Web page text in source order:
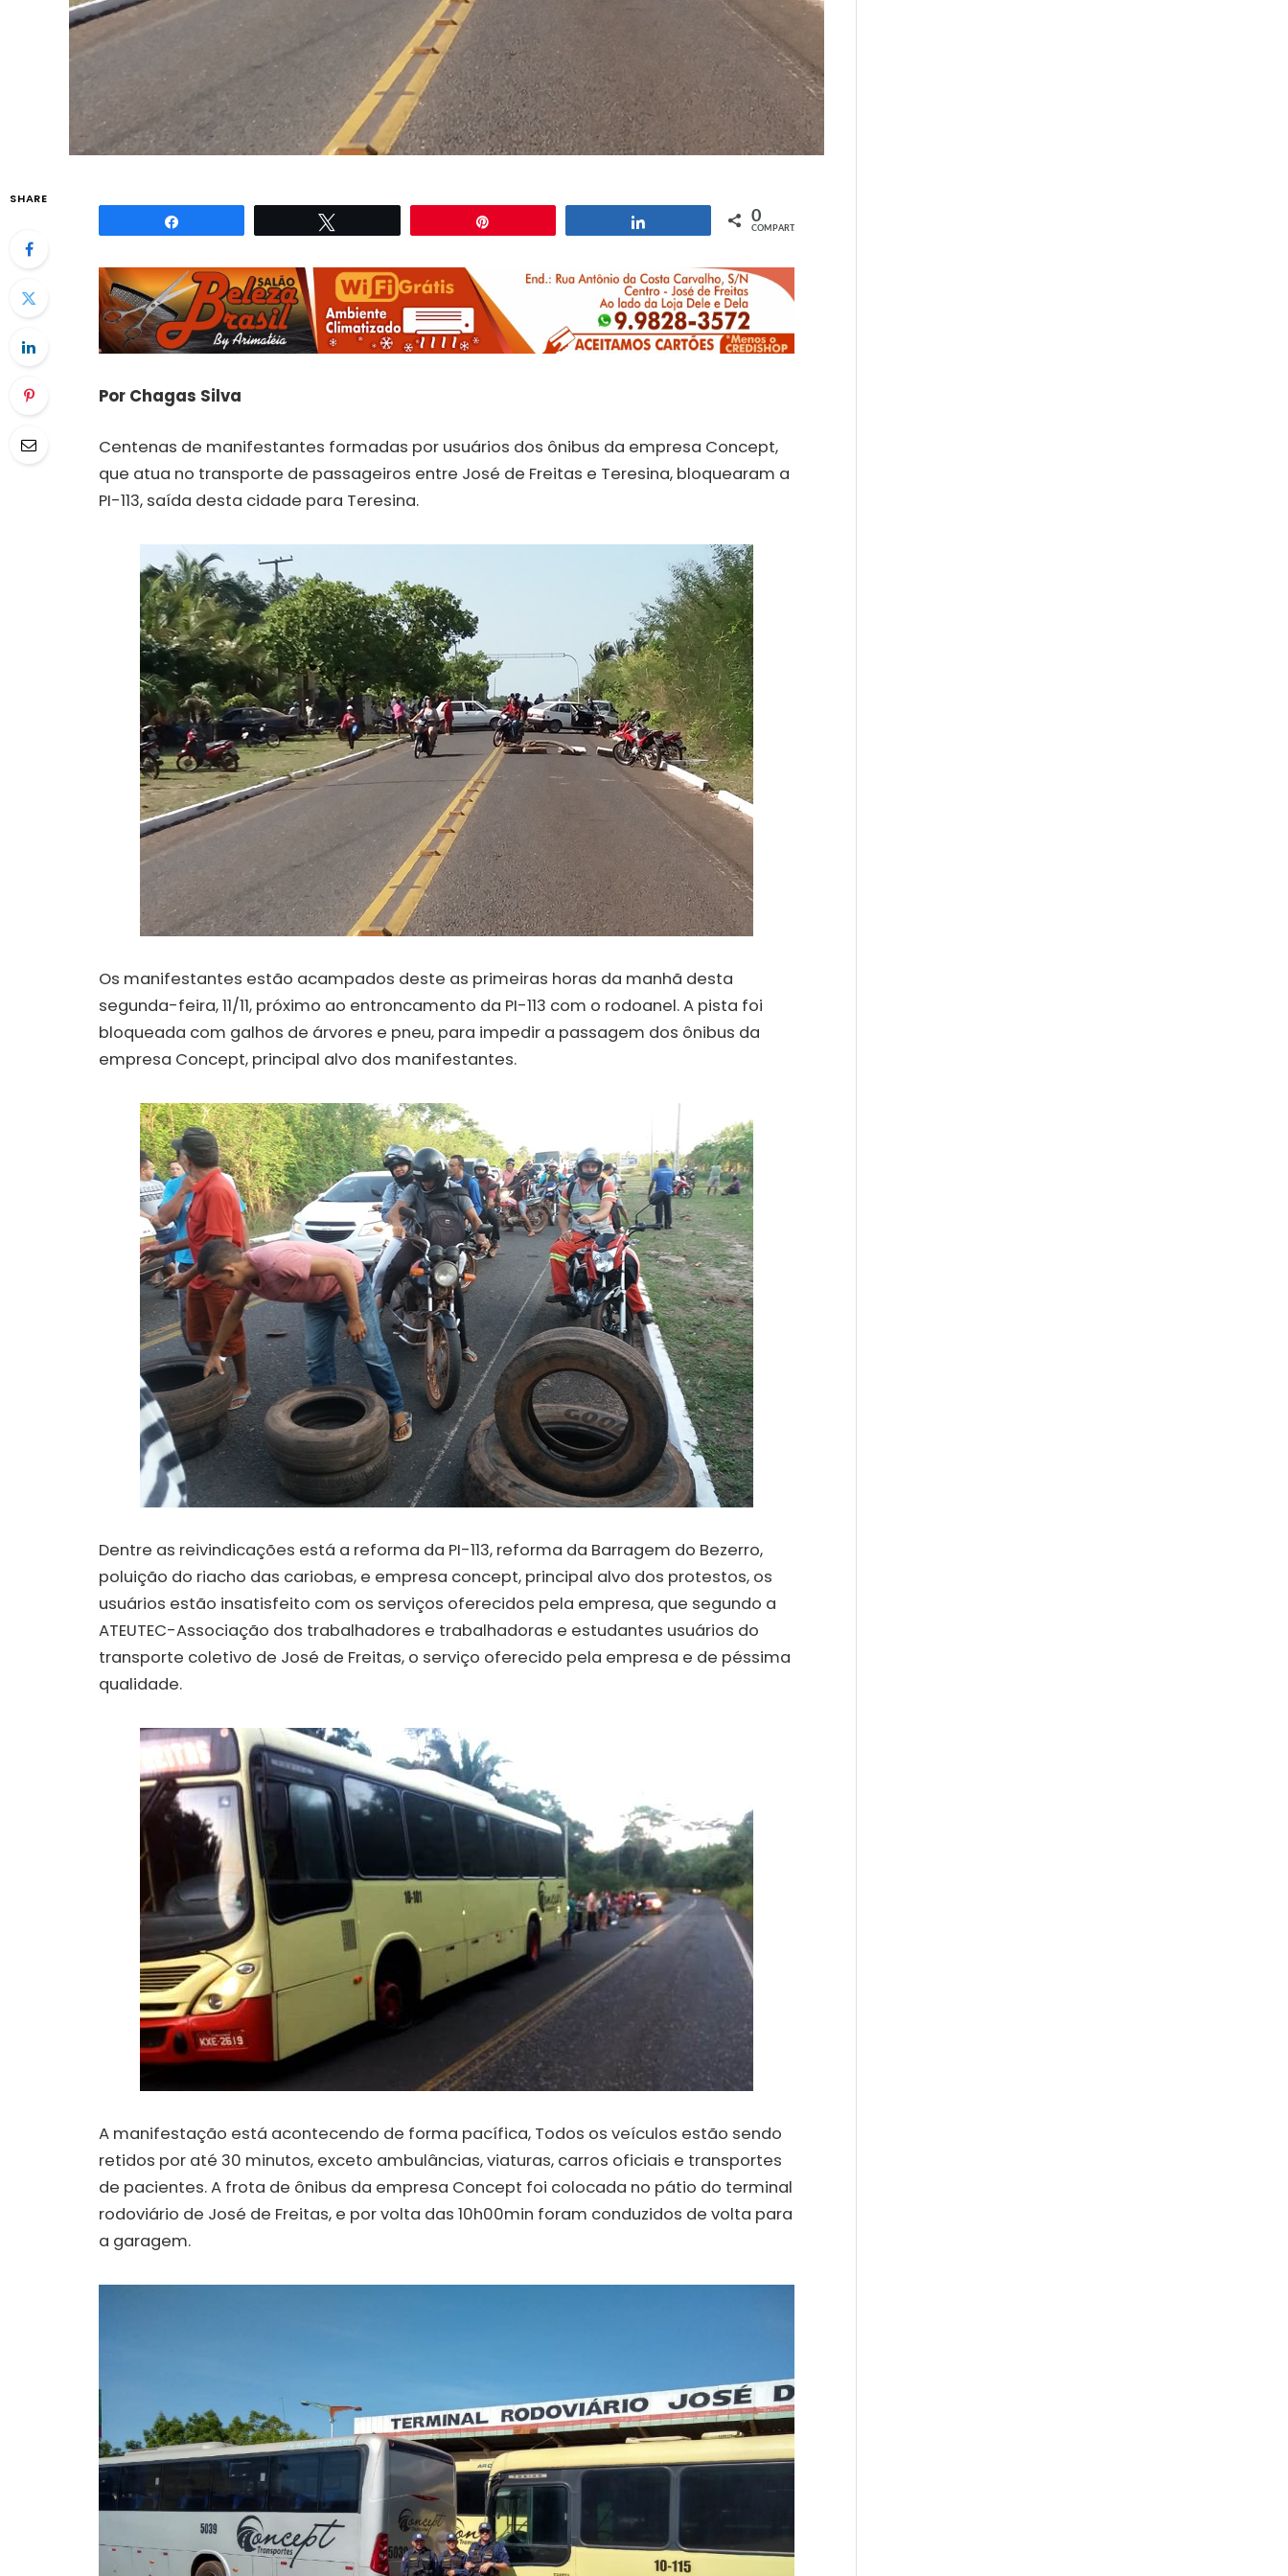
SHARE
Compartilhar 0
COMPART.
Por Chagas Silva
Centenas de manifestantes formadas por usuários dos ônibus da empresa Concept,
que atua no transporte de passageiros entre José de Freitas e Teresina, bloquearam a
PI-113, saída desta cidade para Teresina.
Os manifestantes estão acampados deste as primeiras horas da manhã desta
segunda-feira, 11/11, próximo ao entroncamento da PI-113 com o rodoanel. A pista foi
bloqueada com galhos de árvores e pneu, para impedir a passagem dos ônibus da
empresa Concept, principal alvo dos manifestantes.
Dentre as reivindicações está a reforma da PI-113, reforma da Barragem do Bezerro,
poluição do riacho das cariobas, e empresa concept, principal alvo dos protestos, os
usuários estão insatisfeito com os serviços oferecidos pela empresa, que segundo a
ATEUTEC-Associação dos trabalhadores e trabalhadoras e estudantes usuários do
transporte coletivo de José de Freitas, o serviço oferecido pela empresa e de péssima
qualidade.
A manifestação está acontecendo de forma pacífica, Todos os veículos estão sendo
retidos por até 30 minutos, exceto ambulâncias, viaturas, carros oficiais e transportes
de pacientes. A frota de ônibus da empresa Concept foi colocada no pátio do terminal
rodoviário de José de Freitas, e por volta das 10h00min foram conduzidos de volta para
a garagem.